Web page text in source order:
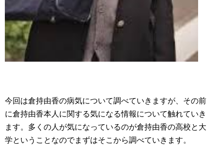
今回は倉持由香の病気について調べていきますが、その前
に倉持由香本人に関する気になる情報について触れていき
ます。多くの人が気になっているのが倉持由香の高校と大
学ということなのでまずはそこから調べていきます。